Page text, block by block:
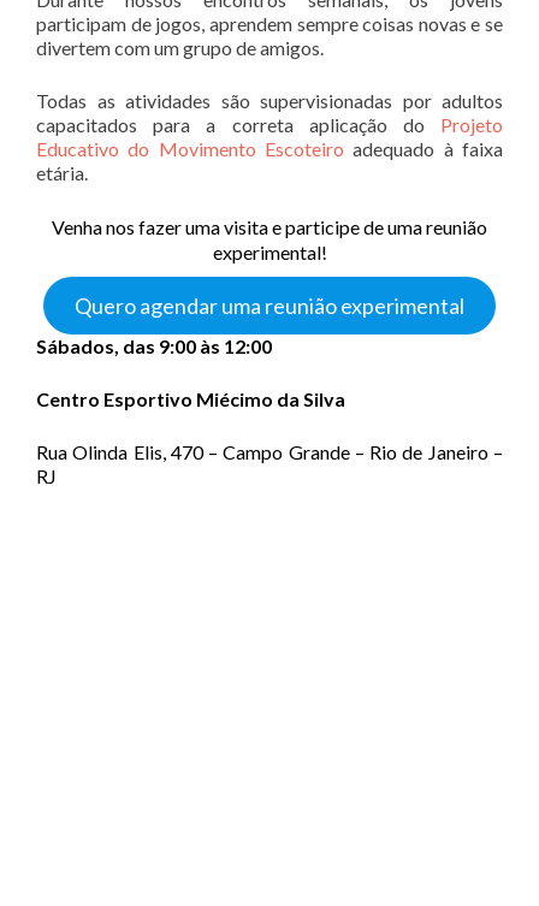
participam de jogos, aprendem sempre coisas novas e se
divertem com um grupo de amigos.
Todas as atividades são supervisionadas por adultos
capacitados para a correta aplicação do Projeto
Educativo do Movimento Escoteiro adequado à faixa
etária.
Venha nos fazer uma visita e participe de uma reunião
experimental!
Quero agendar uma reunião experimental
Sábados, das 9:00 às 12:00
Centro Esportivo Miécimo da Silva
Rua Olinda Elis, 470 – Campo Grande – Rio de Janeiro –
RJ